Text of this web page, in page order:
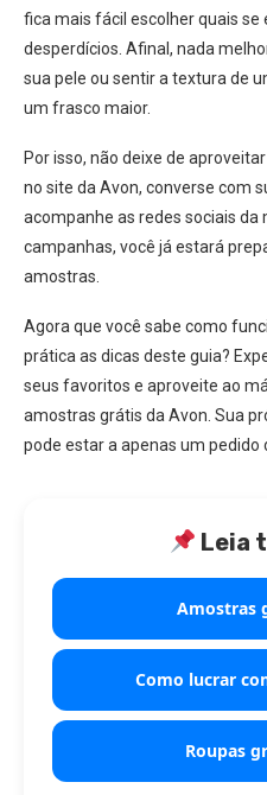
fica mais fácil escolher quais
desperdícios. Afinal, nada
sua pele ou sentir a textura de
um frasco maior.
Por isso, não deixe de
no site da Avon, converse com
acompanhe as redes sociais
campanhas, você já estará
amostras.
Agora que você sabe como
prática as dicas deste guia?
seus favoritos e aproveite ao
amostras grátis da Avon. Sua
pode estar a apenas um pedido
Leia
Amostras
Como lucrar
Roupas